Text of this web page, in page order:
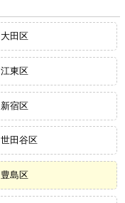
大田区
江東区
新宿区
世田谷区
豊島区